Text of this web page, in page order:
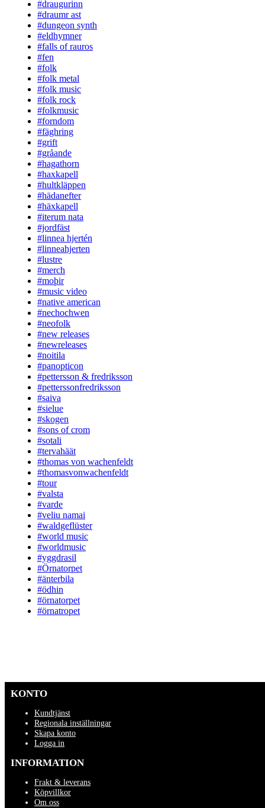
#draugurinn
#draumr ast
#dungeon synth
#eldhymner
#falls of rauros
#fen
#folk
#folk metal
#folk music
#folk rock
#folkmusic
#forndom
#fäghring
#grift
#gråande
#hagathorn
#haxkapell
#hultkläppen
#hädanefter
#häxkapell
#iterum nata
#jordfäst
#linnea hjertén
#linneahjerten
#lustre
#merch
#moþir
#music video
#native american
#nechochwen
#neofolk
#new releases
#newreleases
#noitila
#panopticon
#pettersson & fredriksson
#petterssonfredriksson
#saiva
#sielue
#skogen
#sons of crom
#sotali
#tervahäät
#thomas von wachenfeldt
#thomasvonwachenfeldt
#tour
#valsta
#varde
#veliu namai
#waldgeflüster
#world music
#worldmusic
#yggdrasil
#Örnatorpet
#änterbila
#ödhin
#örnatorpet
#örnatropet
KONTO
Kundtjänst
Regionala inställningar
Skapa konto
Logga in
INFORMATION
Frakt & leverans
Köpvillkor
Om oss